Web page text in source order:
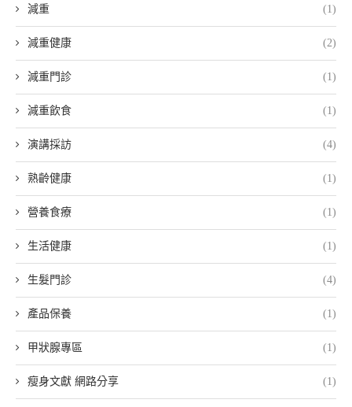
減重 (1)
減重健康 (2)
減重門診 (1)
減重飲食 (1)
演講採訪 (4)
熟齡健康 (1)
營養食療 (1)
生活健康 (1)
生髮門診 (4)
產品保養 (1)
甲狀腺專區 (1)
瘦身文獻 網路分享 (1)